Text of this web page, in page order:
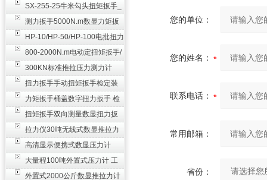
SX-255-25牛米勾头扭矩扳手_
螺栓紧固扭力扳手
测力扳手5000N.m数显力矩扳
手 非标扭力扳手工业级
HP-10/HP-50/HP-100电批扭力
测试仪,测量仪
800-2000N.m电动定扭矩扳手/
扭矩电动扳手
300KN标准推拉压力测力计
_0.3级数显压力仪
扭力扳手手动扭矩扳手检定装
置 50-100N扳手测量仪器
力矩扳手桶盖数字扭力扳手 检
测瓶盖拧紧扭矩工具
扭矩扳手双向测量数显扭力扳
手 2000N,m力矩扳手价格
拉力仪30吨无线式数显推拉力
计 数字显示测力计80T
高清显示便携式数显压力计
300N500n_手持电子测力计
大量程100吨外置式压力计 工
业用数显测力计价格
外置式2000公斤数显推拉力计
您的单位：
您的姓名：
联系电话：
常用邮箱：
省份：